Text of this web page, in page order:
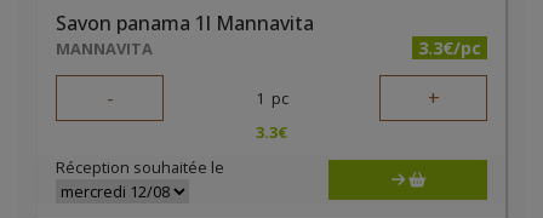
Savon panama 1l Mannavita
MANNAVITA 3.3€/pc
- 1 pc +
3.3€
Réception souhaitée le